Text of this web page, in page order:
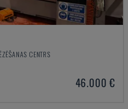
CENTRS
46.000 €